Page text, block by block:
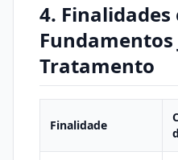
4. Finalidades
Fundamentos
Tratamento
Finalidade